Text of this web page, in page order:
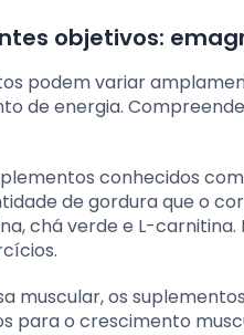
objetivos:
podem variar
de energia.
conhecidos
de gordura que o
chá verde e L-carnitina.
muscular, os
para o crescimento